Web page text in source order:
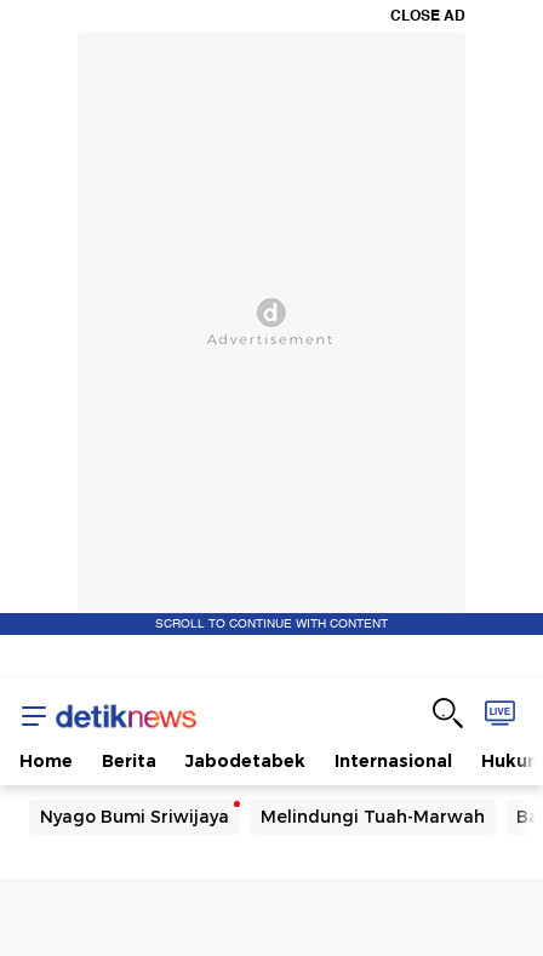
CLOSE AD
SCROLL TO CONTINUE WITH CONTENT
Home Berita Jabodetabek Internasional Hukum
Nyago Bumi Sriwijaya Melindungi Tuah-Marwah